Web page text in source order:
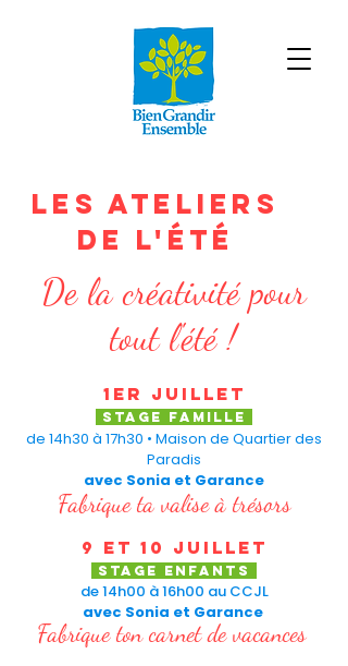
LES ATELIERS
de l'été
De la créativité pour
tout l'été !
1ER juillet
STAGE FAMILLE
de 14h30 à 17h30 • Maison de Quartier des
Paradis
avec Sonia et Garance
Fabrique ta valise à trésors
9 et 10 juillet
STAGE enfants
de 14h00 à 16h00 au CCJL
avec Sonia et Garance
Fabrique ton carnet de vacances